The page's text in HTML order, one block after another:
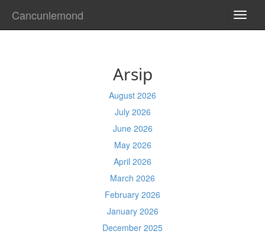
Cancunlemond
Arsip
August 2026
July 2026
June 2026
May 2026
April 2026
March 2026
February 2026
January 2026
December 2025